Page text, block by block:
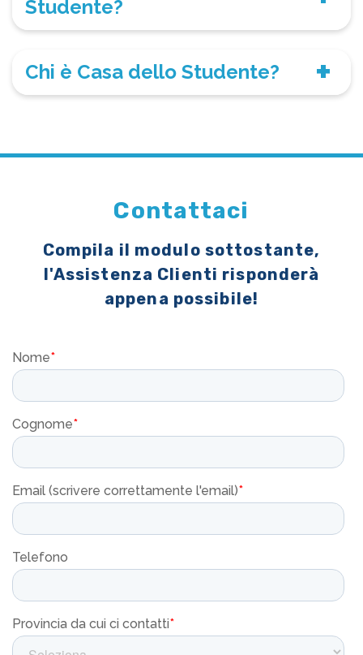
Studente?
Chi è Casa dello Studente?
Contattaci
Compila il modulo sottostante,
l'Assistenza Clienti risponderà
appena possibile!